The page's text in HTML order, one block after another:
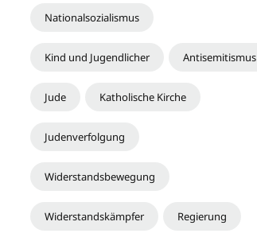
Nationalsozialismus
Kind und Jugendlicher Antisemitismus
Jude Katholische Kirche
Judenverfolgung
Widerstandsbewegung
Widerstandskämpfer Regierung